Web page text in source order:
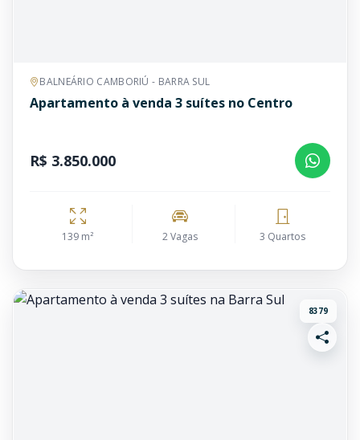
BALNEÁRIO CAMBORIÚ - BARRA SUL
Apartamento à venda 3 suítes no Centro
R$ 3.850.000
139 m² 2 Vagas 3 Quartos
8379